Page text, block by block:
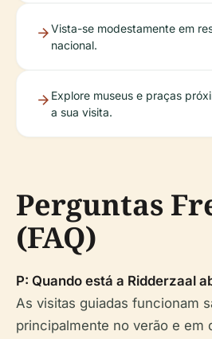
Vista-se modestamente em
nacional.
Explore museus e praças
a sua visita.
Perguntas
(FAQ)
P: Quando está a Ridderzaal
As visitas guiadas funcionam
principalmente no verão e em